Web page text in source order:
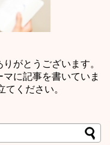
がとうございます。
マに記事を書いていま
ください。